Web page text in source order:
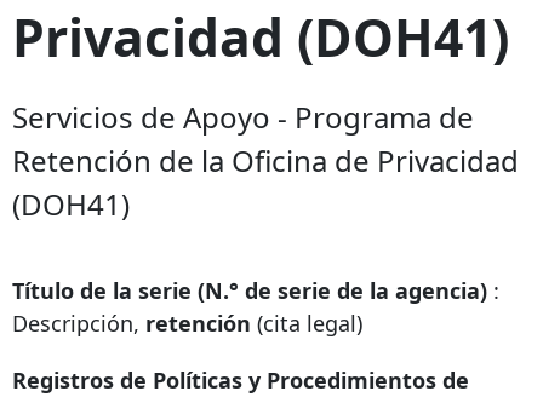
Privacidad (DOH41)
Servicios de Apoyo - Programa de
Retención de la Oficina de Privacidad
(DOH41)
Título de la serie (N.° de serie de la agencia) :
Descripción, retención (cita legal)
Registros de Políticas y Procedimientos de